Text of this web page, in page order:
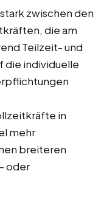
zwischen den
die am
Teilzeit- und
die individuelle
in
mehr
breiteren
oder